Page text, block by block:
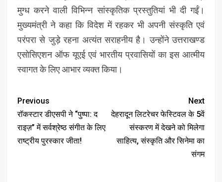
मुग्ध करने वाली विभिन्न सांस्कृतिक प्रस्तुतियां भी दी गईं।
मुख्यमंत्री ने कहा कि विदेश में रहकर भी अपनी संस्कृति एवं
परंपरा से जुड़े रहना अत्यंत सराहनीय है। उन्होंने उत्तराखण्ड
एसोसिएशन ऑफ यूएई एवं भारतीय प्रवासियों का इस आत्मीय
स्वागत के लिए आभार व्यक्त किया।
Previous
रॉकस्टार डीएसपी ने “पुष्पा: द
राइज़” में सर्वश्रेष्ठ संगीत के लिए
राष्ट्रीय पुरस्कार जीता!
Next
देहरादून लिटरेचर फेस्टिवल के 5वें
संस्करण में देखने को मिलेगा
साहित्य, संस्कृति और सिनेमा का
संगम